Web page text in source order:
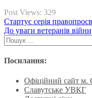
Post Views: 329
Навігація
записів
Стартує серія
До уваги ветеранів
Пошук:
Посилання:
Офіційний сайт м.
Славутське УВКГ